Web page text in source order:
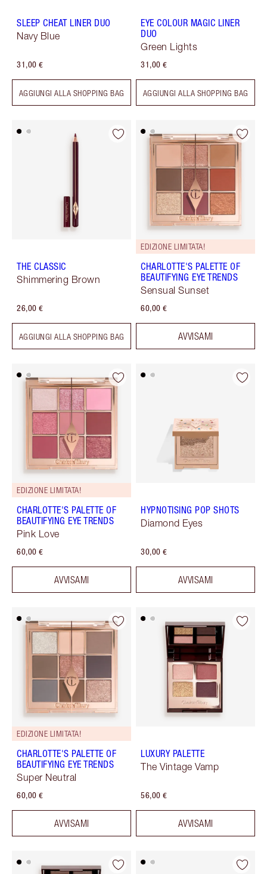
SLEEP CHEAT LINER DUO
Navy Blue
31,00 €
AGGIUNGI ALLA SHOPPING BAG
EYE COLOUR MAGIC LINER
DUO
Green Lights
31,00 €
AGGIUNGI ALLA SHOPPING BAG
THE CLASSIC
Shimmering Brown
26,00 €
AGGIUNGI ALLA SHOPPING BAG
EDIZIONE LIMITATA!
CHARLOTTE'S PALETTE OF
BEAUTIFYING EYE TRENDS
Sensual Sunset
60,00 €
AVVISAMI
EDIZIONE LIMITATA!
CHARLOTTE'S PALETTE OF
BEAUTIFYING EYE TRENDS
Pink Love
60,00 €
AVVISAMI
HYPNOTISING POP SHOTS
Diamond Eyes
30,00 €
AVVISAMI
EDIZIONE LIMITATA!
CHARLOTTE'S PALETTE OF
BEAUTIFYING EYE TRENDS
Super Neutral
60,00 €
AVVISAMI
LUXURY PALETTE
The Vintage Vamp
56,00 €
AVVISAMI